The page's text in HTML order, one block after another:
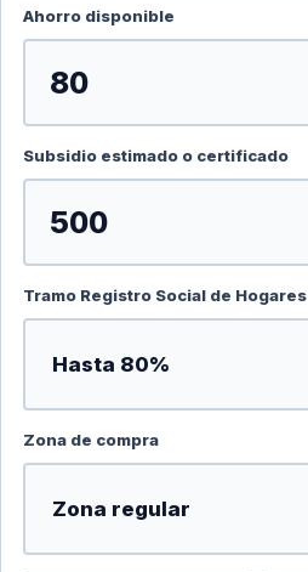
Ahorro disponible
Subsidio estimado o certificado
Tramo Registro Social de Hogares
Zona de compra